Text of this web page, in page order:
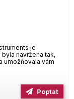
je
navržena tak,
umožňovala vám
Poptat